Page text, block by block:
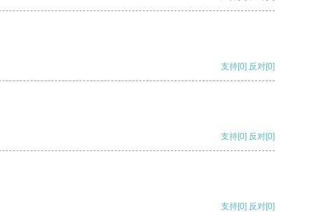
支持[0] 反对[0]
支持[0] 反对[0]
支持[0] 反对[0]